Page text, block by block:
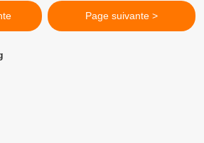
Page suivante >